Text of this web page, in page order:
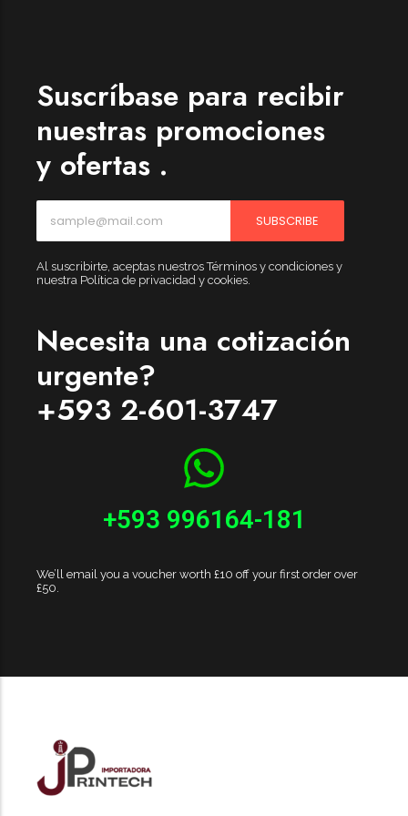
Forfeited you engrossed
Especially favourable
Menswear
Forfeited you engrossed
Another as studied
Especially favourable
Video
Suscríbase para recibir
nuestras promociones
y ofertas .
SUBSCRIBE
Al suscribirte, aceptas nuestros Términos y condiciones y
nuestra Política de privacidad y cookies.
Necesita una cotización
urgente?
+593 2-601-3747
+593 996164-181
We’ll email you a voucher worth £10 off your first order over
£50.